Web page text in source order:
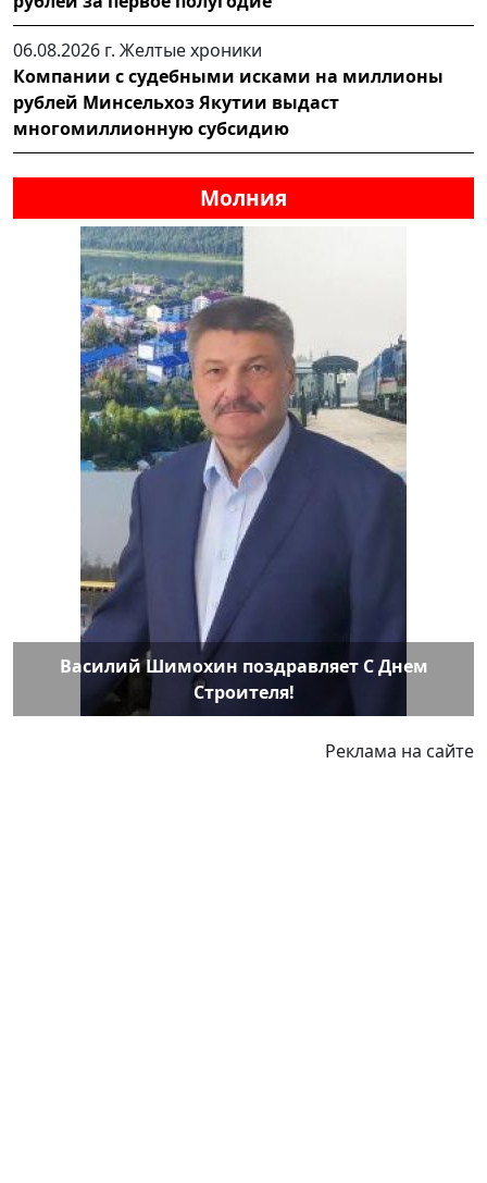
06.08.2026 г. Желтые хроники
Компании с судебными исками на миллионы
рублей Минсельхоз Якутии выдаст
многомиллионную субсидию
Молния
Василий Шимохин поздравляет С Днем
Строителя!
Реклама на сайте